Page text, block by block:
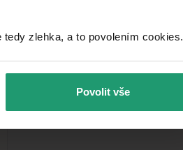
zlehka, a to povolením cookies.​
Povolit vše